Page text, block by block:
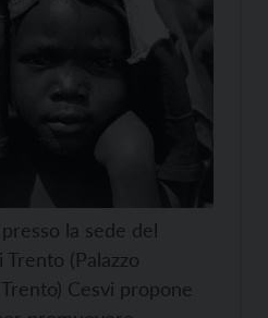
la sede del
(Palazzo
Cesvi propone